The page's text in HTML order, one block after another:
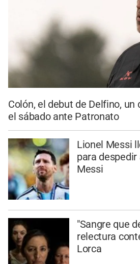
Colón, el debut de Delfino, un
el sábado ante Patronato
Lionel Messi
para despedir
Messi
"Sangre que
relectura
Lorca